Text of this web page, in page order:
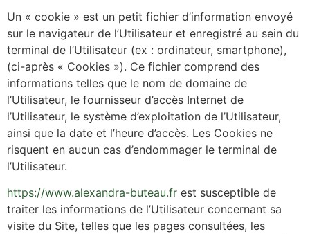
Un « cookie » est un petit fichier d’information envoyé
sur le navigateur de l’Utilisateur et enregistré au sein du
terminal de l’Utilisateur (ex : ordinateur, smartphone),
(ci-après « Cookies »). Ce fichier comprend des
informations telles que le nom de domaine de
l’Utilisateur, le fournisseur d’accès Internet de
l’Utilisateur, le système d’exploitation de l’Utilisateur,
ainsi que la date et l’heure d’accès. Les Cookies ne
risquent en aucun cas d’endommager le terminal de
l’Utilisateur.
https://www.alexandra-buteau.fr est susceptible de
traiter les informations de l’Utilisateur concernant sa
visite du Site, telles que les pages consultées, les